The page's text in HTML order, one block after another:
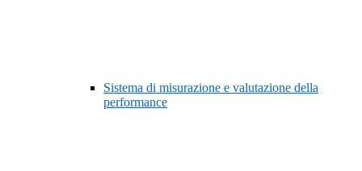
Sistema di misurazione e valutazione della
performance